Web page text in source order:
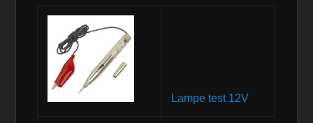
Lampe test 12V